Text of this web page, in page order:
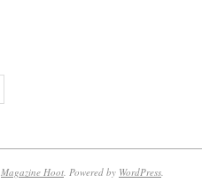
Magazine Hoot . Powered by WordPress